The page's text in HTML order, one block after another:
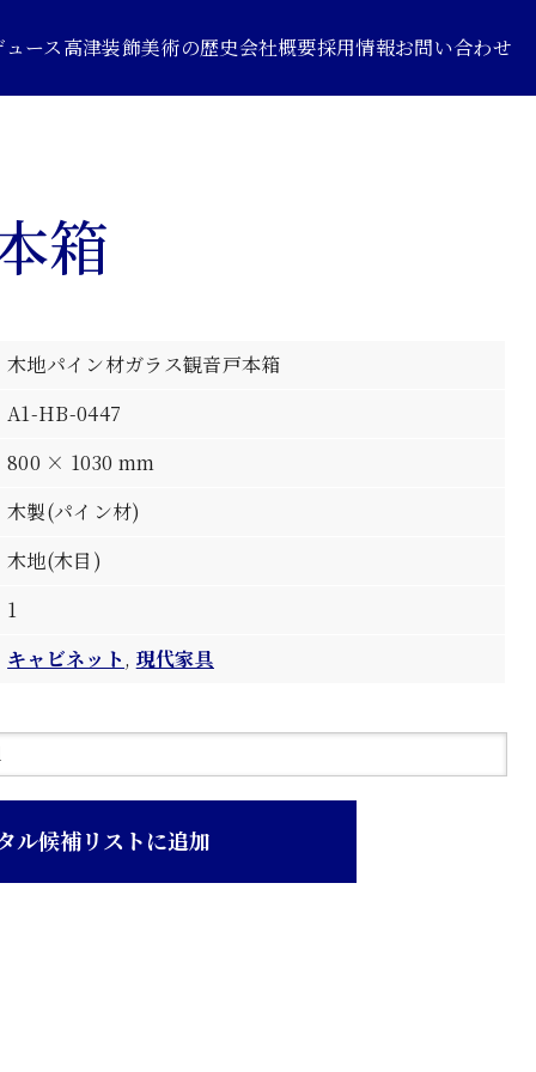
ース高津装飾美術の歴史会社概要採用情報お問い合わせ
箱
木地パイン材ガラス観音戸本箱
A1-HB-0447
800 × 1030 mm
木製(パイン材)
木地(木目)
1
キャビネット, 現代家具
ル候補リストに追加